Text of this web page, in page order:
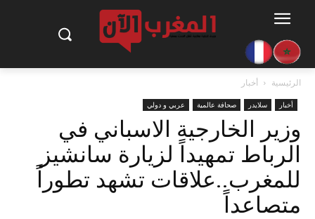
الرئيسية أخبار
أخبار سلايدر صحافة عالمية عربي و دولي
وزير الخارجية الاسباني في
الرباط تمهيداً لزيارة سانشيز
للمغرب..علاقات تشهد تطوراً
متصاعداً